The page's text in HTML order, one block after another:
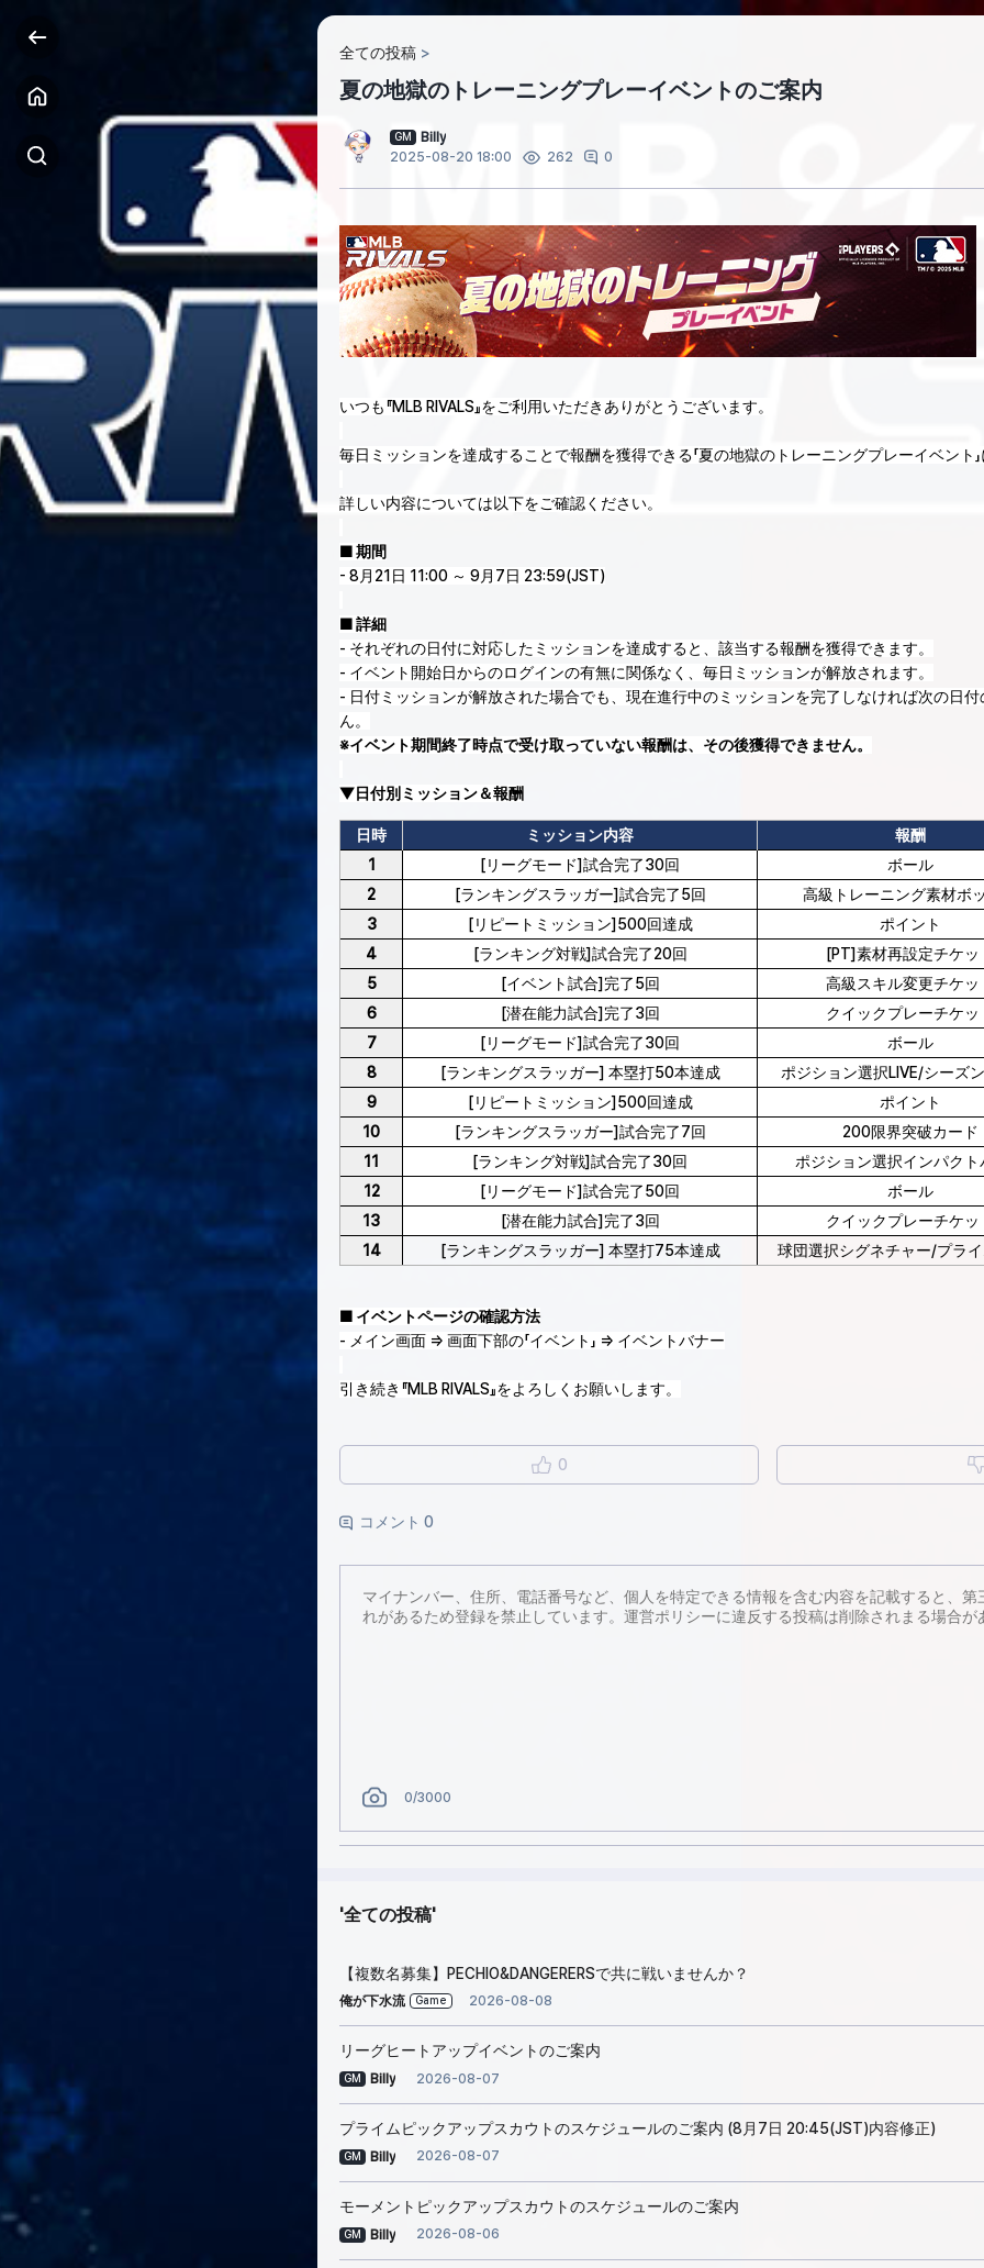
全ての投稿
夏の地獄のトレーニングプレーイベントのご案内
GM
Billy
2025-08-20 18:00
262 0
いつも『MLB RIVALS』をご利用いただきありがとうございます。
毎日ミッションを達成することで報酬を獲得できる「夏の地獄のトレーニングプレーイベント
詳しい内容については以下をご確認ください。
■ 期間
- 8月21日 11:00 ～ 9月7日 23:59(JST)
■ 詳細
- それぞれの日付に対応したミッションを達成すると、該当する報酬を獲得できます。
- イベント開始日からのログインの有無に関係なく、毎日ミッションが解放されます。
- 日付ミッションが解放された場合でも、現在進行中のミッションを完了しなければ次の日
ん。
※イベント期間終了時点で受け取っていない報酬は、その後獲得できません。
▼日付別ミッション＆報酬
日時 ミッション内容
報酬
1
[リーグモード]試合完了30回
ボール
2
[ランキングスラッガー]試合完了5回
高級トレーニング素材ボ
3
[リピートミッション]500回達成
ポイント
4
[ランキング対戦]試合完了20回
[PT]素材再設定チケッ
5
[イベント試合]完了5回
高級スキル変更チケッ
6
[潜在能力試合]完了3回
クイックプレーチケッ
7
[リーグモード]試合完了30回
ボール
8
[ランキングスラッガー] 本塁打50本達成
ポジション選択LIVE/シーズ
9
[リピートミッション]500回達成
ポイント
10
[ランキングスラッガー]試合完了7回
200限界突破カード
11
[ランキング対戦]試合完了30回
ポジション選択インパクト
12
[リーグモード]試合完了50回
ボール
13
[潜在能力試合]完了3回
クイックプレーチケッ
14
[ランキングスラッガー] 本塁打75本達成 球団選択シグネチャー/プラ
■ イベントページの確認方法
- メイン画面 ⇒ 画面下部の「イベント」 ⇒ イベントバナー
引き続き『MLB RIVALS』をよろしくお願いします。
0
コメント 0
0/3000
全ての投稿
【複数名募集】PECHIO&DANGERERSで共に戦いませんか？
俺が下水流 Game 2026-08-08
リーグヒートアップイベントのご案内
GM Billy 2026-08-07
プライムピックアップスカウトのスケジュールのご案内 (8月7日 20:45(JST)内容修正)
GM Billy 2026-08-07
モーメントピックアップスカウトのスケジュールのご案内
GM Billy 2026-08-06